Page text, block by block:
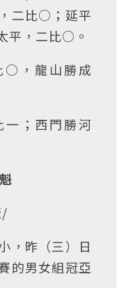
二比○；延平
平，二比○。
○，龍山勝成
；西門勝河
/
，昨（三）日
的男女組冠亞